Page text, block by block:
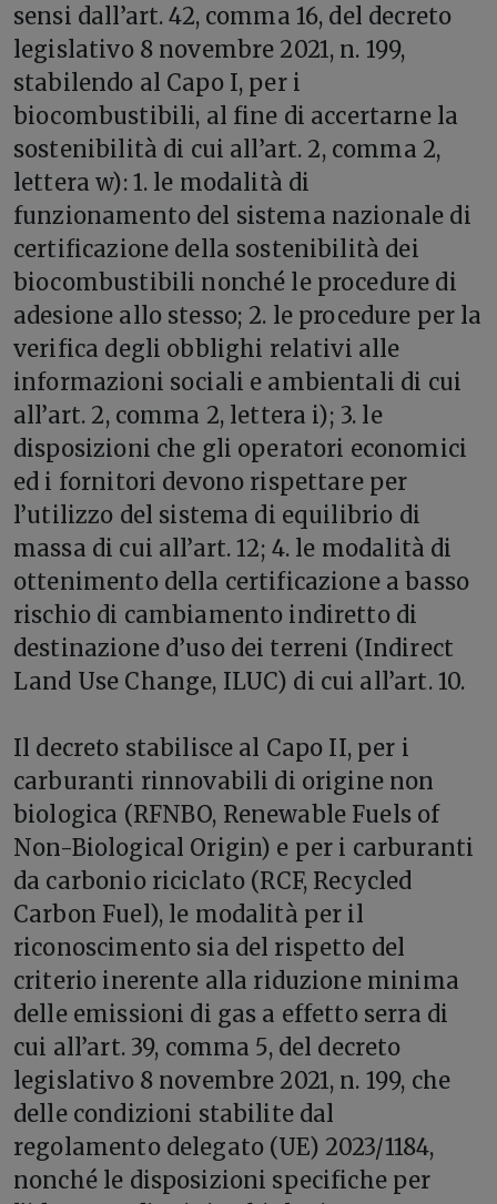
sensi dall’art. 42, comma 16, del decreto
legislativo 8 novembre 2021, n. 199,
stabilendo al Capo I, per i
biocombustibili, al fine di accertarne la
sostenibilità di cui all’art. 2, comma 2,
lettera w): 1. le modalità di
funzionamento del sistema nazionale di
certificazione della sostenibilità dei
biocombustibili nonché le procedure di
adesione allo stesso; 2. le procedure per la
verifica degli obblighi relativi alle
informazioni sociali e ambientali di cui
all’art. 2, comma 2, lettera i); 3. le
disposizioni che gli operatori economici
ed i fornitori devono rispettare per
l’utilizzo del sistema di equilibrio di
massa di cui all’art. 12; 4. le modalità di
ottenimento della certificazione a basso
rischio di cambiamento indiretto di
destinazione d’uso dei terreni (Indirect
Land Use Change, ILUC) di cui all’art. 10.
Il decreto stabilisce al Capo II, per i
carburanti rinnovabili di origine non
biologica (RFNBO, Renewable Fuels of
Non-Biological Origin) e per i carburanti
da carbonio riciclato (RCF, Recycled
Carbon Fuel), le modalità per il
riconoscimento sia del rispetto del
criterio inerente alla riduzione minima
delle emissioni di gas a effetto serra di
cui all’art. 39, comma 5, del decreto
legislativo 8 novembre 2021, n. 199, che
delle condizioni stabilite dal
regolamento delegato (UE) 2023/1184,
nonché le disposizioni specifiche per